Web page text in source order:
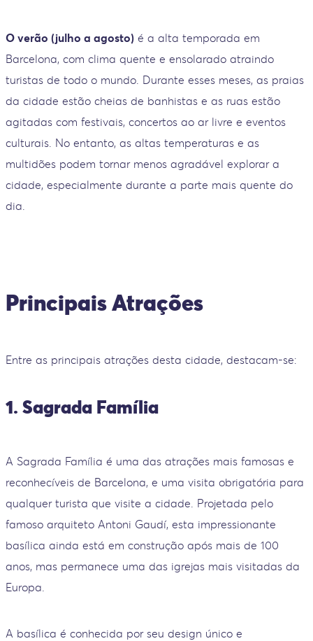
O verão (julho a agosto) é a alta temporada em
Barcelona, com clima quente e ensolarado atraindo
turistas de todo o mundo. Durante esses meses, as praias
da cidade estão cheias de banhistas e as ruas estão
agitadas com festivais, concertos ao ar livre e eventos
culturais. No entanto, as altas temperaturas e as
multidões podem tornar menos agradável explorar a
cidade, especialmente durante a parte mais quente do
dia.
Principais Atrações
Entre as principais atrações desta cidade, destacam-se:
1. Sagrada Família
A Sagrada Família é uma das atrações mais famosas e
reconhecíveis de Barcelona, e uma visita obrigatória para
qualquer turista que visite a cidade. Projetada pelo
famoso arquiteto Antoni Gaudí, esta impressionante
basílica ainda está em construção após mais de 100
anos, mas permanece uma das igrejas mais visitadas da
Europa.
A basílica é conhecida por seu design único e